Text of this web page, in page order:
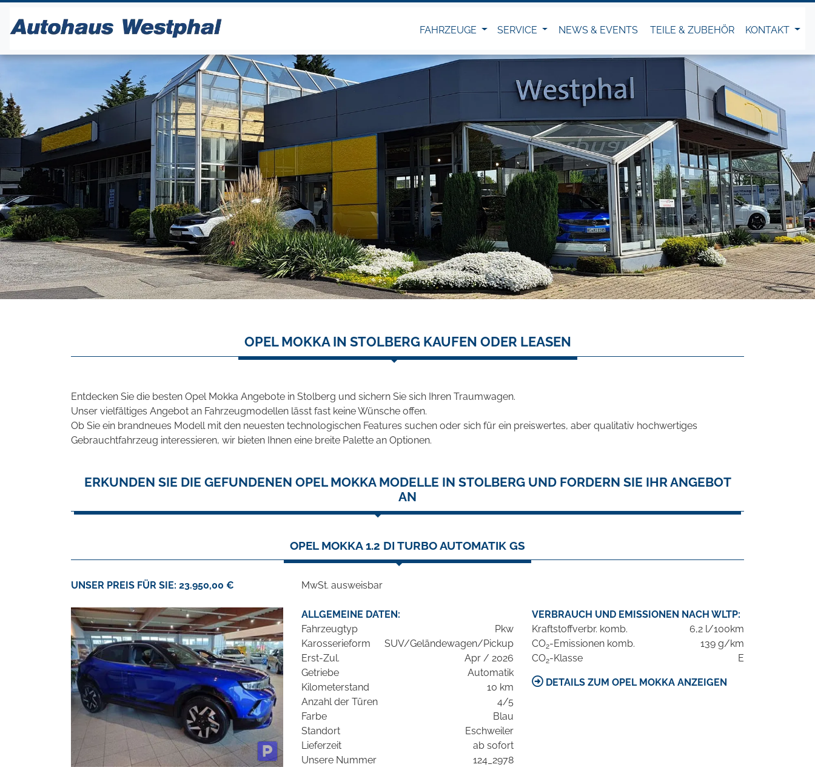
FAHRZEUGE SERVICE NEWS & EVENTS TEILE & ZUBEHÖR KONTAKT
OPEL MOKKA IN STOLBERG KAUFEN ODER LEASEN
Entdecken Sie die besten Opel Mokka Angebote in Stolberg und sichern Sie sich Ihren Traumwagen.
Unser vielfältiges Angebot an Fahrzeugmodellen lässt fast keine Wünsche offen.
Ob Sie ein brandneues Modell mit den neuesten technologischen Features suchen oder sich für ein preiswertes, aber qualitativ hochwertiges
Gebrauchtfahrzeug interessieren, wir bieten Ihnen eine breite Palette an Optionen.
ERKUNDEN SIE DIE GEFUNDENEN OPEL MOKKA MODELLE IN STOLBERG UND FORDERN SIE IHR ANGEBOT
AN
OPEL MOKKA 1.2 DI TURBO AUTOMATIK GS
UNSER PREIS FÜR SIE: 23.950,00 € MwSt. ausweisbar
ALLGEMEINE DATEN:
Fahrzeugtyp
Pkw
Karosserieform
SUV/Geländewagen/Pickup
Erst-Zul.
Apr / 2026
Getriebe
Automatik
Kilometerstand
10 km
Anzahl der Türen
4/5
Farbe
Blau
Standort
Eschweiler
Lieferzeit
ab sofort
Unsere Nummer
124_2978
VERBRAUCH UND EMISSIONEN NACH WLTP:
Kraftstoffverbr. komb.
6,2 l/100km
CO2-Emissionen komb.
139 g/km
CO2-Klasse E
DETAILS ZUM OPEL MOKKA ANZEIGEN